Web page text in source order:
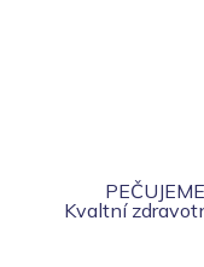
Kvaltní